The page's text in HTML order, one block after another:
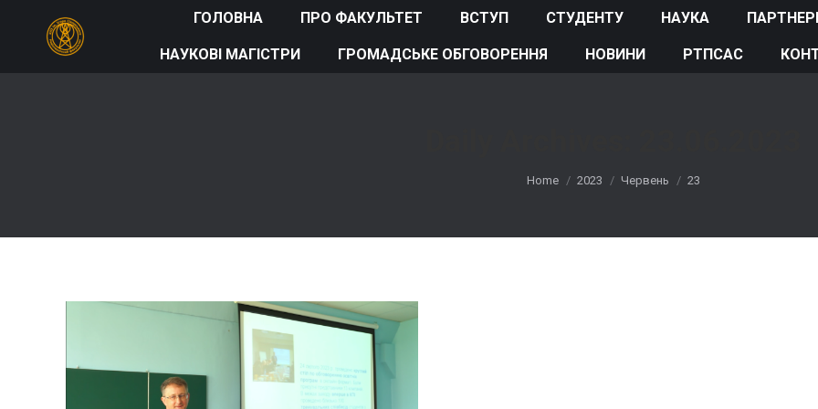
ГОЛОВНА ПРО ФАКУЛЬТЕТ ВСТУП СТУДЕНТУ НАУКА
НАУКОВІ МАГІСТРИ ГРОМАДСЬКЕ ОБГОВОРЕННЯ НОВИНИ РТПСАС
Home 2023 Червень 23